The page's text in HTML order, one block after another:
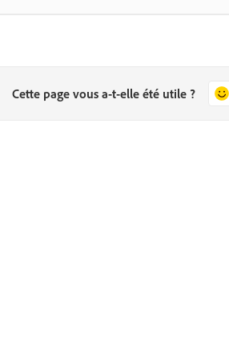
Cette page vous a-t-elle été utile ?